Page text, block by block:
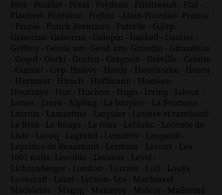
Féré - Feuillet - Féval - Feydeau - Filiatreault - Flat -
Flaubert- Fontaine - Forbin - Alain-Fournier- France
- Frapié - Funck Brentano - Futrelle - G@rp-
Gaboriau- Gaboriau - Galopin - Gaskell - Gautier -
Geffroy - Géode am- Géod´am- Girardin - Giraudoux
- Gogol - Gorki - Gozlan - Gragnon - Gréville - Grimm
- Guimet - Gyp- Halévy - Hardy - Hawthorne - Hearn
- Hermant - Hirsch - Hoffmann - Homère-
Houssaye - Huc - Huchon - Hugo - Irving - Jaloux -
James - Janin - Kipling - La bruyère - La Fontaine -
Lacroix - Lamartine - Larguier - Lavisse et rambaud-
Le Braz - Le Rouge - Le roux - Leblanc - Leconte de
Lisle - Lecoq - Legrand - Lemaître - Leopardi -
Leprince de Beaumont - Lermina - Leroux - Les
1001 nuits- Lesclide - Lesueur - Level -
Lichtenberger - London - Lorrain - Loti - Louÿs -
Lovecraft - Luzel - Lycaon- Lys - Machiavel -
Madeleine - Magog - Maizeroy - Malcor - Mallarmé -